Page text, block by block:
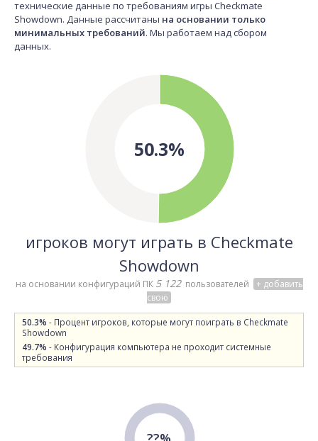
технические данные по требованиям игры Checkmate
Showdown. Данные рассчитаны на основании только
минимальных требований. Мы работаем над сбором
данных.
50.3%
игроков могут играть в Checkmate
Showdown
на основании конфигураций ПК 5 122 пользователей
+ добавить
свою
50.3% - Процент игроков, которые могут поиграть в Checkmate
Showdown
49.7% - Конфигурация компьютера не проходит системные
требования